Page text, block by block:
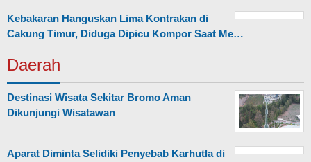
Kebakaran Hanguskan Lima Kontrakan di
Cakung Timur, Diduga Dipicu Kompor Saat Me…
Daerah
Destinasi Wisata Sekitar Bromo Aman
Dikunjungi Wisatawan
Aparat Diminta Selidiki Penyebab Karhutla di